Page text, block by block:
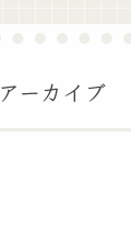
アーカイブ